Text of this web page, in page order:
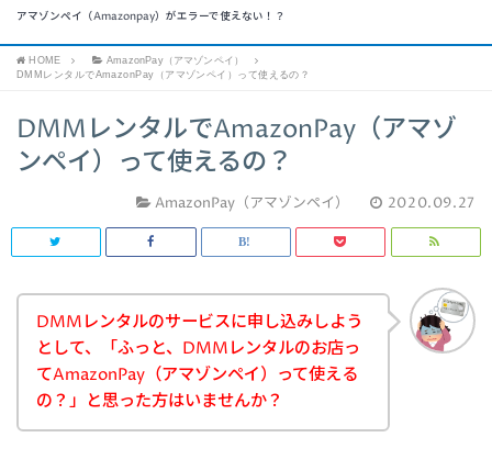
アマゾンペイ（Amazonpay）がエラーで使えない！？
HOME
AmazonPay（アマゾンペイ）
DMMレンタルでAmazonPay（アマゾンペイ）って使えるの？
DMMレンタルでAmazonPay（アマゾ
ンペイ）って使えるの？
AmazonPay（アマゾンペイ） 2020.09.27
DMMレンタルのサービスに申し込みしよう
として、「ふっと、DMMレンタルのお店っ
てAmazonPay（アマゾンペイ）って使える
の？」と思った方はいませんか？